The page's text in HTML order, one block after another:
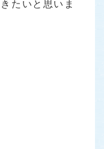
たいと思いま